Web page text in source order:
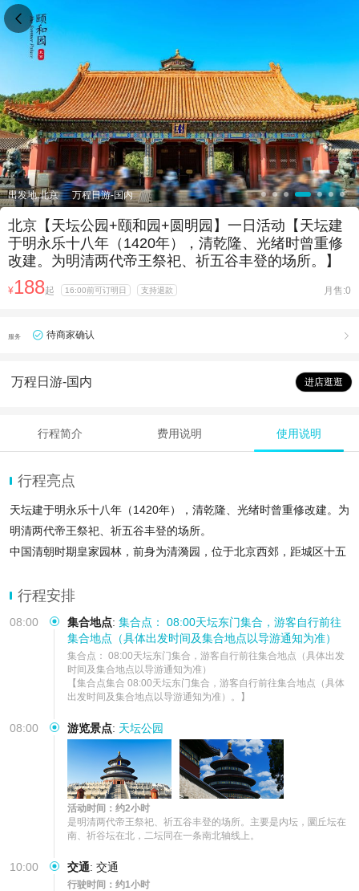
出发地:北京 万程日游-国内
北京【天坛公园+颐和园+圆明园】一日活动【天坛建
于明永乐十八年（1420年），清乾隆、光绪时曾重修
改建。为明清两代帝王祭祀、祈五谷丰登的场所。】
¥188起 16:00前可订明日 支持退款 月售:0
服务 待商家确认 
万程日游-国内 进店逛逛
行程简介 费用说明 使用说明
行程亮点
天坛建于明永乐十八年（1420年），清乾隆、光绪时曾重修改建。为
明清两代帝王祭祀、祈五谷丰登的场所。
中国清朝时期皇家园林，前身为清漪园，位于北京西郊，距城区十五
曾雍容华贵和婀娜多姿的建筑，经过血与火的洗礼，圆明园犹如中国
近代史的一部史册，具有撼人心魄的价值
行程安排
08:00 集合地点: 集合点： 08:00天坛东门集合，游客自行前往
集合地点（具体出发时间及集合地点以导游通知为准）
集合点： 08:00天坛东门集合，游客自行前往集合地点（具体出发
时间及集合地点以导游通知为准）
【集合点集合 08:00天坛东门集合，游客自行前往集合地点（具体
出发时间及集合地点以导游通知为准）。】
08:00 游览景点: 天坛公园
活动时间：约2小时
是明清两代帝王祭祀、祈五谷丰登的场所。主要是内坛，圜丘坛在
南、祈谷坛在北，二坛同在一条南北轴线上。
10:00 交通: 交通
行驶时间：约1小时
